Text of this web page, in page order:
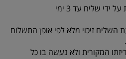
שליח עד 3 ימי
זיכוי מלא לפי אופן התשלום
המקורית ולא נעשה בו כל